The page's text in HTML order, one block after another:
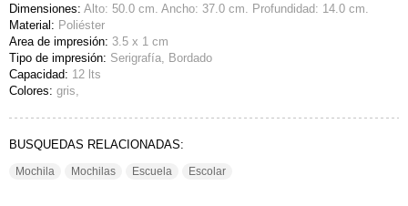
Dimensiones: Alto: 50.0 cm. Ancho: 37.0 cm. Profundidad: 14.0 cm.
Material: Poliéster
Area de impresión: 3.5 x 1 cm
Tipo de impresión: Serigrafía, Bordado
Capacidad: 12 lts
Colores: gris,
BUSQUEDAS RELACIONADAS:
Mochila Mochilas Escuela Escolar